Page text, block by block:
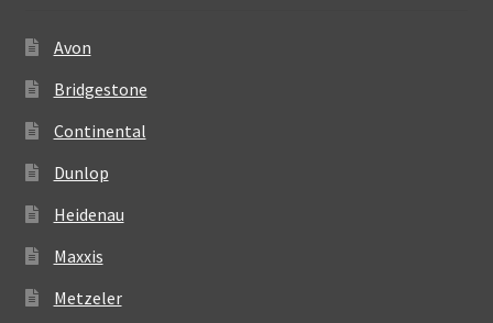
Avon
Bridgestone
Continental
Dunlop
Heidenau
Maxxis
Metzeler